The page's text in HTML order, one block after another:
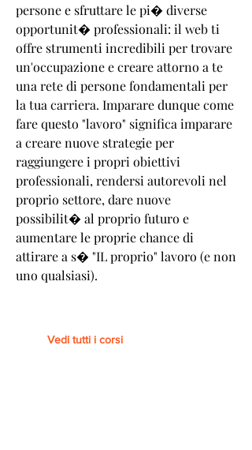
persone e sfruttare le pi� diverse
opportunit� professionali: il web ti
offre strumenti incredibili per trovare
un'occupazione e creare attorno a te
una rete di persone fondamentali per
la tua carriera. Imparare dunque come
fare questo "lavoro" significa imparare
a creare nuove strategie per
raggiungere i propri obiettivi
professionali, rendersi autorevoli nel
proprio settore, dare nuove
possibilit� al proprio futuro e
aumentare le proprie chance di
attirare a s� "IL proprio" lavoro (e non
uno qualsiasi).
Vedi tutti i corsi